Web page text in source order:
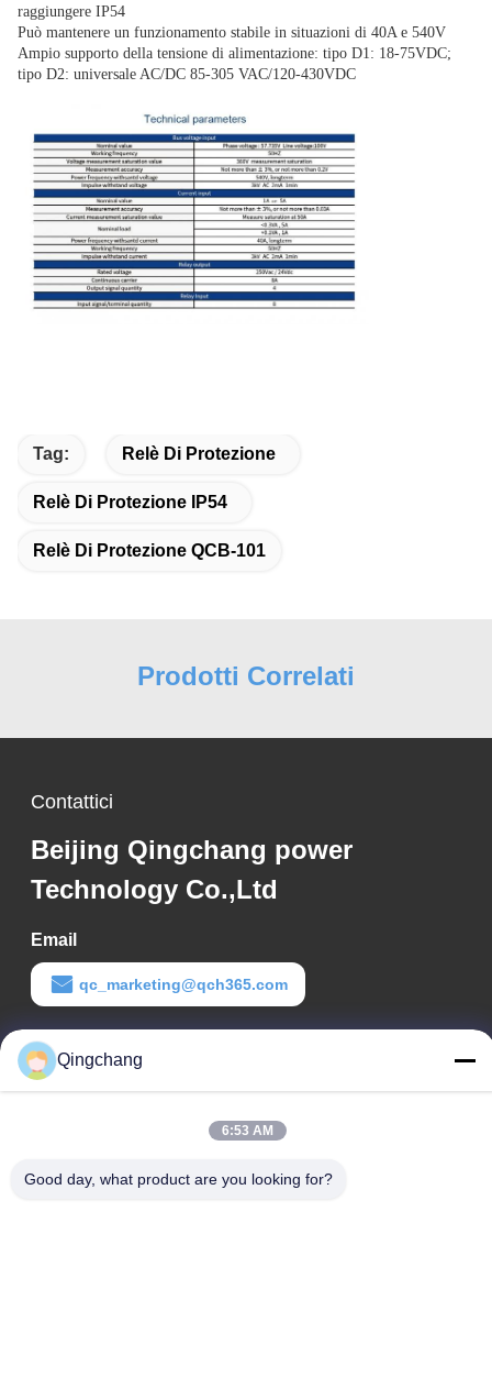
raggiungere IP54
Può mantenere un funzionamento stabile in situazioni di 40A e 540V
Ampio supporto della tensione di alimentazione: tipo D1: 18-75VDC;
tipo D2: universale AC/DC 85-305 VAC/120-430VDC
Tag: Relè Di Protezione
Relè Di Protezione IP54
Relè Di Protezione QCB-101
Prodotti Correlati
Contattici
Beijing Qingchang power
Technology Co.,Ltd
Email
qc_marketing@qch365.com
00:00-23:59
C1111 GEM Techcenter, No9, 3rd Street of Shangdi, Pechino
Qingchang
6:53 AM
Good day, what product are you looking for?